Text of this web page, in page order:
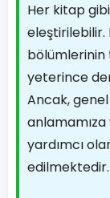
Her kitap
eleştirilebilir.
bölümlerinin
yeterince
Ancak,
anlamamıza
yardımcı
edilmektedir.